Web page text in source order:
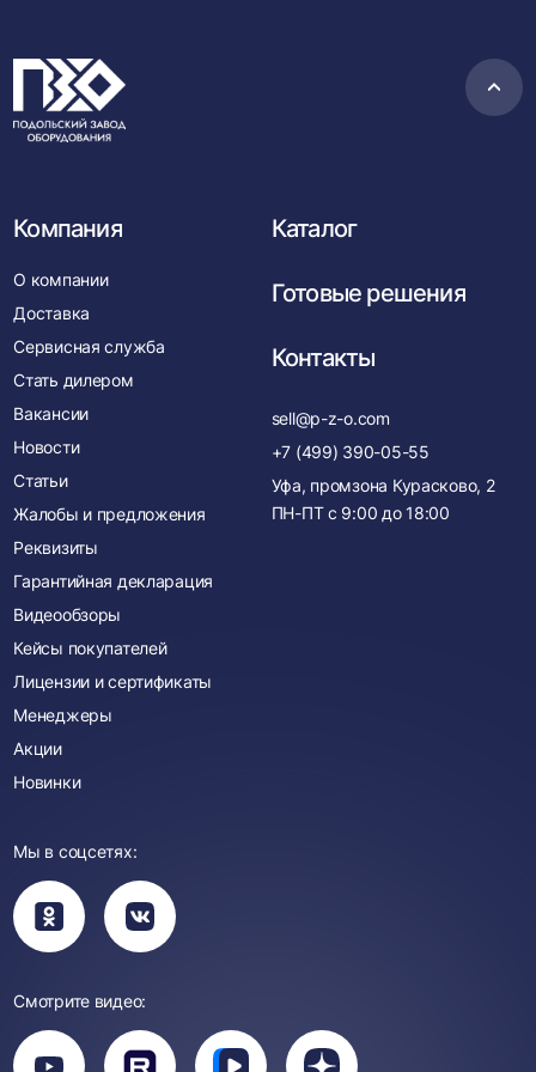
в
Компания
О компании
Доставка
Сервисная служба
Стать дилером
Вакансии
Новости
Статьи
Жалобы и предложения
Реквизиты
Гарантийная декларация
Видеообзоры
Кейсы покупателей
Лицензии и сертификаты
Менеджеры
Акции
Новинки
Каталог
Готовые решения
Контакты
sell@p-z-o.com
+7 (499) 390-05-55
Уфа, промзона Курасково, 2
ПН-ПТ с 9:00 до 18:00
Мы в соцсетях:
Вы
перейдете
в
группу
Вы
перейдете
в
группу
Смотрите видео:
Вы
перейдете